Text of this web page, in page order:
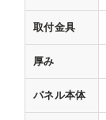
取付金具
厚み
パネル本体